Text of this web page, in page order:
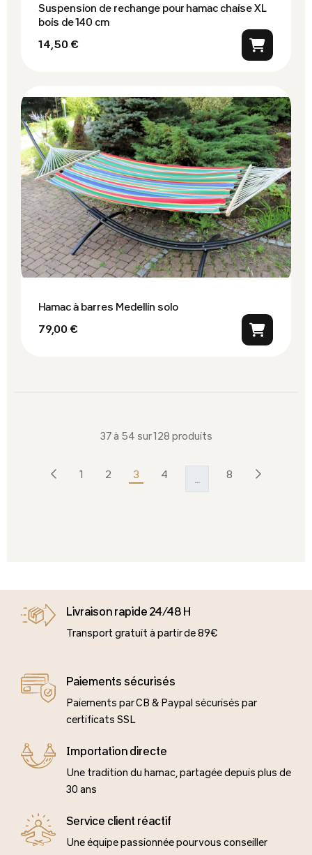
Suspension de rechange pour hamac chaise XL
bois de 140 cm
14,50 €
Hamac à barres Medellin solo
79,00 €
37 à 54 sur 128 produits
Précédent
1 2 3 4 8 Suivant
Livraison rapide 24/48 H
Transport gratuit à partir de 89€
Paiements sécurisés
Paiements par CB & Paypal sécurisés par
certificats SSL
Importation directe
Une tradition du hamac, partagée depuis plus de
30 ans
Service client réactif
Une équipe passionnée pour vous conseiller